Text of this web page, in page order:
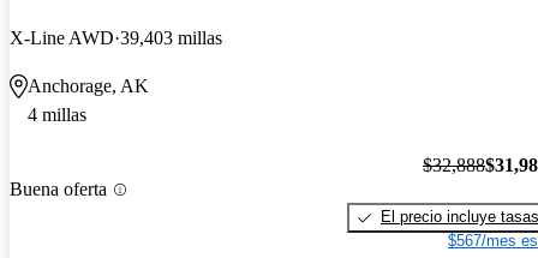
X-Line AWD 39,403 millas
Anchorage, AK
4 millas
Buena oferta
$32,888
El precio incluye tasas
$567/mes